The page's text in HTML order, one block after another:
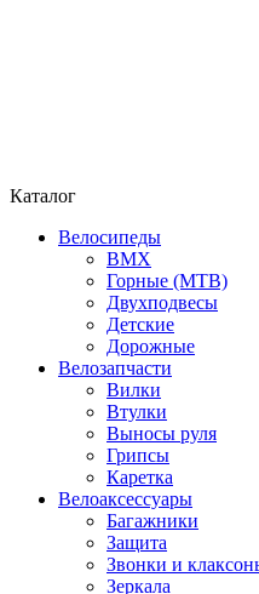
Каталог
Велосипеды
BMX
Горные (MTB)
Двухподвесы
Детские
Дорожные
Велозапчасти
Вилки
Втулки
Выносы руля
Грипсы
Каретка
Велоаксессуары
Багажники
Защита
Звонки и
Зеркала